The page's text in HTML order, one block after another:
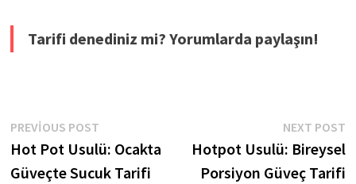
Tarifi denediniz mi? Yorumlarda paylaşın!
Yazı
gezinmesi
PREVIOUS POSTPrevious
post:
Hot Pot Usulü: Ocakta
Güveçte Sucuk Tarifi
NEXT POST
Hotpot Usulü: Bireysel
Porsiyon Güveç Tarifi